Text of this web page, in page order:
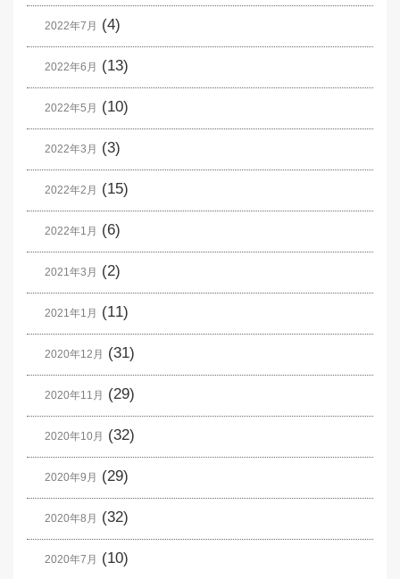
2022年7月 (4)
2022年6月 (13)
2022年5月 (10)
2022年3月 (3)
2022年2月 (15)
2022年1月 (6)
2021年3月 (2)
2021年1月 (11)
2020年12月 (31)
2020年11月 (29)
2020年10月 (32)
2020年9月 (29)
2020年8月 (32)
2020年7月 (10)